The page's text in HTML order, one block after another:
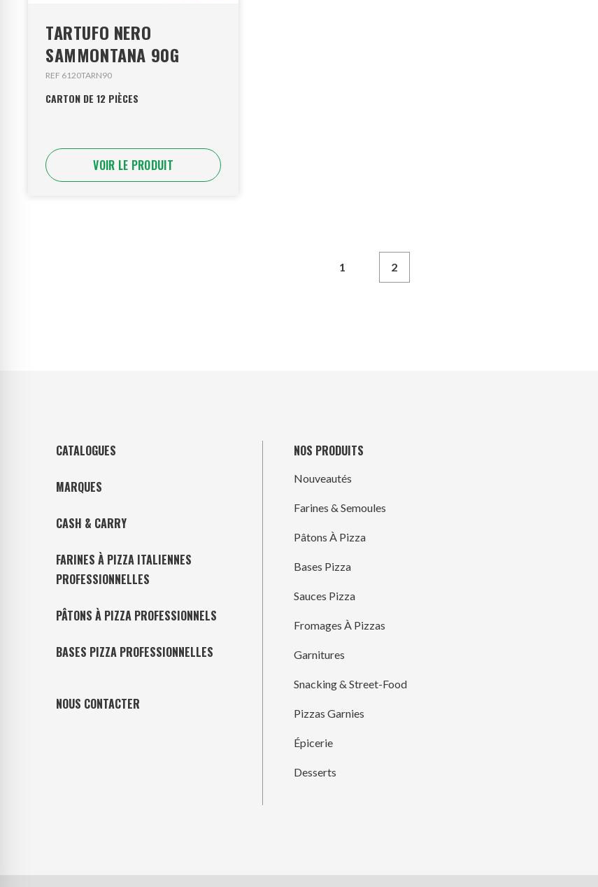
TARTUFO NERO
SAMMONTANA 90G
REF 6120TARN90
CARTON DE 12 PIÈCES
VOIR LE PRODUIT
1 2
CATALOGUES
MARQUES
CASH & CARRY
FARINES À PIZZA ITALIENNES
PROFESSIONNELLES
PÂTONS À PIZZA PROFESSIONNELS
BASES PIZZA PROFESSIONNELLES
NOUS CONTACTER
NOS PRODUITS
Nouveautés
Farines & Semoules
Pâtons À Pizza
Bases Pizza
Sauces Pizza
Fromages À Pizzas
Garnitures
Snacking & Street-Food
Pizzas Garnies
Épicerie
Desserts